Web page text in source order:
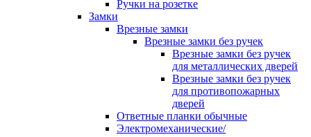
Ручки на розетке
Замки
Врезные замки
Врезные замки без ручек
Врезные замки без ручек
для металлических дверей
Врезные замки без ручек
для противопожарных
дверей
Ответные планки обычные
Электромеханические/